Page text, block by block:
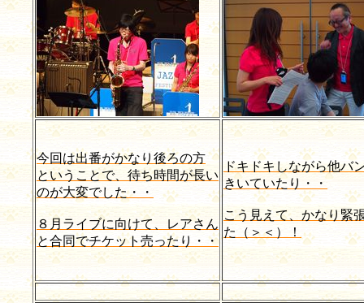
今回は出番がかなり後ろの方
ということで、待ち時間が長い
のが大変でした・・
８月ライブに向けて、レアさん
と合同でチケット売ったり・・
ドキドキしながら他バ
きいていたり・・
こう見えて、かなり緊
た（＞＜）！